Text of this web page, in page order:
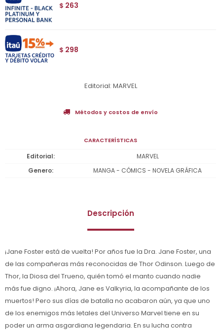
$ 263
$ 298
Editorial: MARVEL
Métodos y costos de envío
CARACTERÍSTICAS
Editorial
MARVEL
Genero
MANGA - CÓMICS - NOVELA GRÁFICA
Descripción
¡Jane Foster está de vuelta! Por años fue la Dra. Jane Foster, una
de las compañeras más reconocidas de Thor Odinson. Luego de
Thor, la Diosa del Trueno, quién tomó el manto cuando nadie
más fue digno. ¡Ahora, Jane es Valkyria, la acompañante de los
muertos! Pero sus días de batalla no acabaron aún, ya que uno
de los enemigos más letales del Universo Marvel tiene en su
poder un arma asgardiana legendaria. En su lucha contra